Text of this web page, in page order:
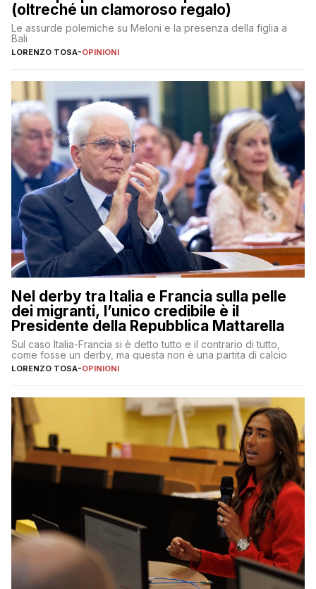
(oltreché un clamoroso regalo)
Le assurde polemiche su Meloni e la presenza della figlia a
Bali
LORENZO TOSA-OPINIONI
Nel derby tra Italia e Francia sulla pelle
dei migranti, l’unico credibile è il
Presidente della Repubblica Mattarella
Sul caso Italia-Francia si è detto tutto e il contrario di tutto,
come fosse un derby, ma questa non è una partita di calcio
LORENZO TOSA-OPINIONI